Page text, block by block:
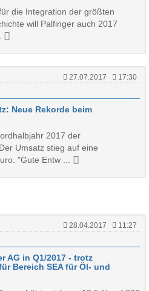
die Integration der größten
will Palfinger auch 2017
27.07.2017
17:30
Neue Rekorde beim
2017 der
Umsatz stieg auf eine
"Gute Entw ...
28.04.2017
11:27
AG in Q1/2017 - trotz
Bereich SEA für Öl- und